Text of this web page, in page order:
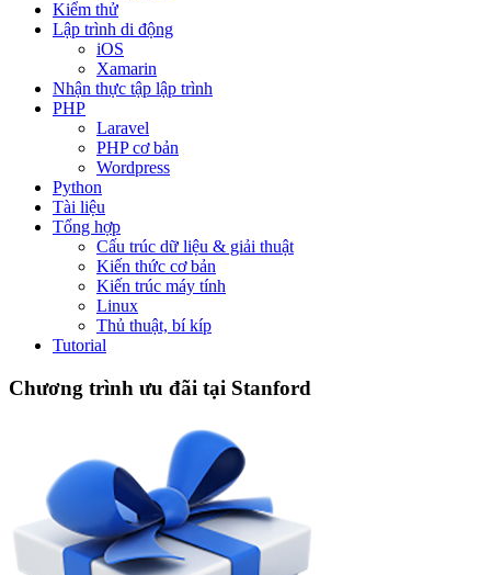
Kiểm thử
Lập trình di động
iOS
Xamarin
Nhận thực tập lập trình
PHP
Laravel
PHP cơ bản
Wordpress
Python
Tài liệu
Tổng hợp
Cấu trúc dữ liệu & giải thuật
Kiến thức cơ bản
Kiến trúc máy tính
Linux
Thủ thuật, bí kíp
Tutorial
Chương trình ưu đãi tại Stanford